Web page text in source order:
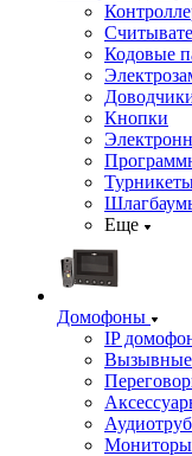
Кодовые
Кнопки
Еще
Домофоны
IP
Вызывные